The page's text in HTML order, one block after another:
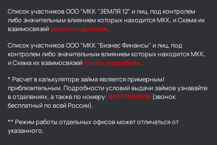
Список участников ООО "МКК "ЗЕМЛЯ 12" и лиц, под контролем
либо значительным влиянием которых находится МКК, и Схема их
взаимосвязейузнать подробнее.
Список участников ООО "МКК "Бизнес Финансы" и лиц, под
контролем либо значительным влиянием которых находится МКК,
и Схема их взаимосвязейузнать подробнее.
* Расчет в калькуляторе займа является примерным/
приблизительным. Подробности условий выдачи займов узнавайте
в отделениях, а также по номеру: 88007000808 (звонок
бесплатный по всей России).
** Режим работы отдельных офисов может отличаться от
указанного.